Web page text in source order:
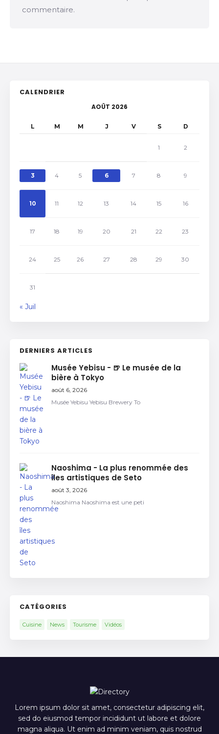
commentaire.
CALENDRIER
AOÛT 2026
L M M J V S D
1 2
3 4 5 6 7 8 9
10 11 12 13 14 15 16
17 18 19 20 21 22 23
24 25 26 27 28 29 30
31
« Juil
DERNIERS ARTICLES
Musée Yebisu - 🍺 Le musée de la
bière à Tokyo
août 6, 2026
Musée Yebisu Yebisu Brewery To
Naoshima - La plus renommée des
îles artistiques de Seto
août 3, 2026
Naoshima Naoshima est une peti
CATÉGORIES
Cuisine News Tourisme Vidéos
Lorem ipsum dolor sit amet, consectetur adipiscing elit,
sed do eiusmod tempor incididunt ut labore et dolore
magna aliqua. Ut enim ad minim veniam, quis nostrud